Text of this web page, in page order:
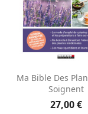
Ma Bible Des
Soignent
27,00 €